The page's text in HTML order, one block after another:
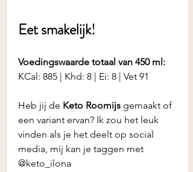
Eet smakelijk!
Voedingswaarde totaal van 450 ml:
KCal: 885 | Khd: 8 | Ei: 8 | Vet 91
Heb jij de Keto Roomijs gemaakt of
een variant ervan? Ik zou het leuk
vinden als je het deelt op social
media, mij kan je taggen met
@keto_ilona